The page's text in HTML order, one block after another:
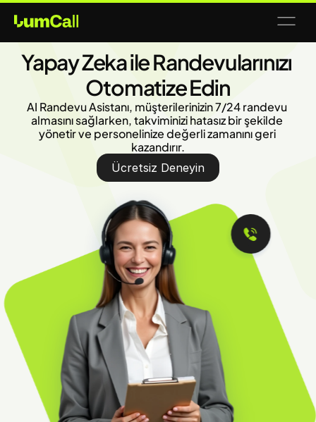
Yapay Zeka ile Randevularınızı
Otomatize Edin
AI Randevu Asistanı, müşterilerinizin 7/24 randevu
almasını sağlarken, takviminizi hatasız bir şekilde
yönetir ve personelinize değerli zamanını geri
kazandırır.
Ücretsiz Deneyin